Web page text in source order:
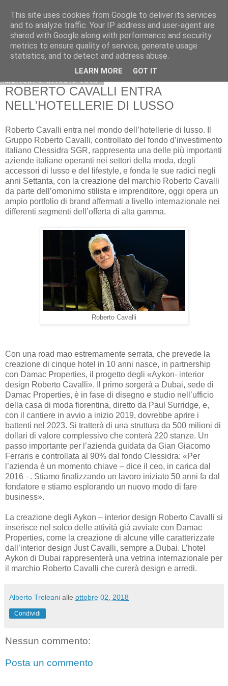
martedì 2 ottobre 2018
ROBERTO CAVALLI ENTRA
NELL'HOTELLERIE DI LUSSO
Roberto Cavalli entra nel mondo dell’hotellerie di lusso. Il
Gruppo Roberto Cavalli, controllato del fondo d’investimento
italiano Clessidra SGR, rappresenta una delle più importanti
aziende italiane operanti nei settori della moda, degli
accessori di lusso e del lifestyle, e fonda le sue radici negli
anni Settanta, con la creazione del marchio Roberto Cavalli
da parte dell’omonimo stilista e imprenditore, oggi opera un
ampio portfolio di brand affermati a livello internazionale nei
differenti segmenti dell’offerta di alta gamma.
Roberto Cavalli
Con una road mao estremamente serrata, che prevede la
creazione di cinque hotel in 10 anni nasce, in partnership
con Damac Properties, il progetto degli «Aykon- interior
design Roberto Cavalli». Il primo sorgerà a Dubai, sede di
Damac Properties, è in fase di disegno e studio nell’ufficio
della casa di moda fiorentina, diretto da Paul Surridge, e,
con il cantiere in avvio a inizio 2019, dovrebbe aprire i
battenti nel 2023. Si tratterà di una struttura da 500 milioni di
dollari di valore complessivo che conterà 220 stanze. Un
passo importante per l’azienda guidata da Gian Giacomo
Ferraris e controllata al 90% dal fondo Clessidra: «Per
l’azienda è un momento chiave – dice il ceo, in carica dal
2016 –. Stiamo finalizzando un lavoro iniziato 50 anni fa dal
fondatore e stiamo esplorando un nuovo modo di fare
business».
La creazione degli Aykon – interior design Roberto Cavalli si
inserisce nel solco delle attività già avviate con Damac
Properties, come la creazione di alcune ville caratterizzate
dall’interior design Just Cavalli, sempre a Dubai. L’hotel
Aykon di Dubai rappresenterà una vetrina internazionale per
il marchio Roberto Cavalli che curerà design e arredi.
Alberto Treleani alle ottobre 02, 2018
Condividi
Nessun commento:
Posta un commento
This site uses cookies from Google to deliver its services
and to analyze traffic. Your IP address and user-agent are
shared with Google along with performance and security
metrics to ensure quality of service, generate usage
statistics, and to detect and address abuse.
LEARN MORE GOT IT